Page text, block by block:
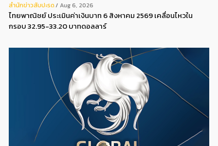
สํานักข่าวสับปะรด Aug 6, 2026
ไทยพาณิชย์ ประเมินค่าเงินบาท 6 สิงหาคม 2569 เคลื่อนไหวใน
กรอบ 32.95-33.20 บาทดอลลาร์